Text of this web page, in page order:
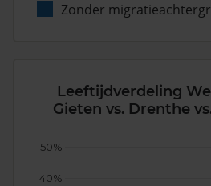
Zonder
Leeftijdverdeling
Gieten vs. Drenthe
40%
50%